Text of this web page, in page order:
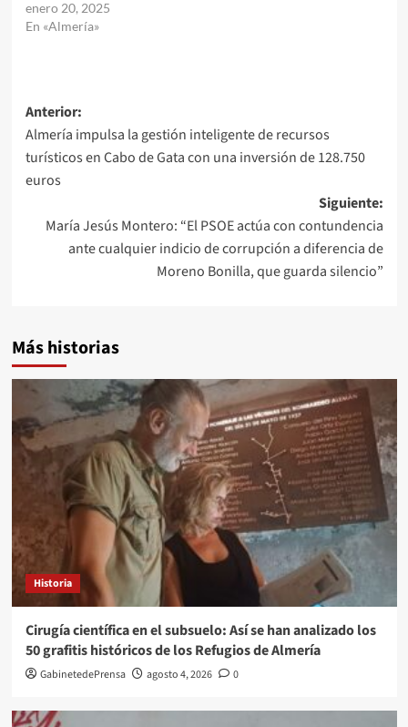
enero 20, 2025
En «Almería»
Navegación
de
entradas
Anterior:
Almería impulsa la gestión inteligente de recursos
turísticos en Cabo de Gata con una inversión de 128.750
euros
Siguiente:
María Jesús Montero: “El PSOE actúa con contundencia
ante cualquier indicio de corrupción a diferencia de
Moreno Bonilla, que guarda silencio”
Más historias
Historia
Cirugía científica en el subsuelo: Así se han analizado los
50 grafitis históricos de los Refugios de Almería
GabinetedePrensa agosto 4, 2026 0